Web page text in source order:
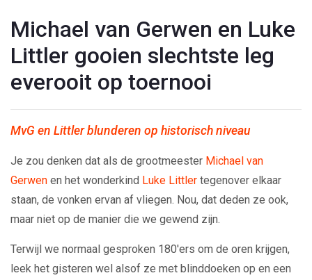
Michael van Gerwen en Luke
Littler gooien slechtste leg
everooit op toernooi
MvG en Littler blunderen op historisch niveau
Je zou denken dat als de grootmeester Michael van
Gerwen en het wonderkind Luke Littler tegenover elkaar
staan, de vonken ervan af vliegen. Nou, dat deden ze ook,
maar niet op de manier die we gewend zijn.
Terwijl we normaal gesproken 180'ers om de oren krijgen,
leek het gisteren wel alsof ze met blinddoeken op en een